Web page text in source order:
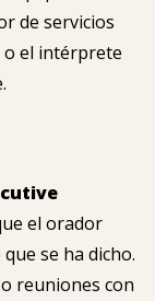
de servicios
o el intérprete
el orador
se ha dicho.
reuniones con